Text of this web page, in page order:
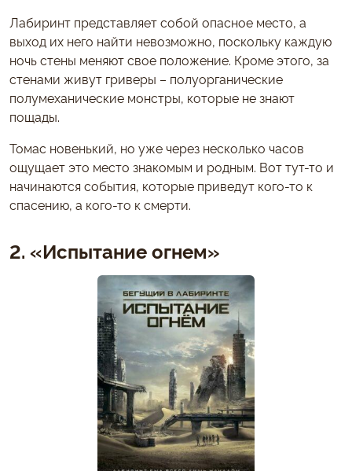
Лабиринт представляет собой опасное место, а
выход их него найти невозможно, поскольку каждую
ночь стены меняют свое положение. Кроме этого, за
стенами живут гриверы – полуорганические
полумеханические монстры, которые не знают
пощады.
Томас новенький, но уже через несколько часов
ощущает это место знакомым и родным. Вот тут-то и
начинаются события, которые приведут кого-то к
спасению, а кого-то к смерти.
2. «Испытание огнем»